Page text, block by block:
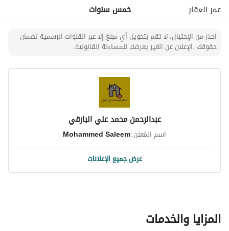
عمر العقار
خمس سنوات
احذر من الإحتيال، لا تقم بتحويل أي مبلغ إلا عبر القنوات الرسمية لضمان
حقوقك .الإعلان عن الغير يعرضك للمساءلة القانونية.
عبدالرحمن محمد علي البارقي
اسم المُعلن:Mohammed Saleem
عرض جميع الإعلانات
المزايا والخدمات